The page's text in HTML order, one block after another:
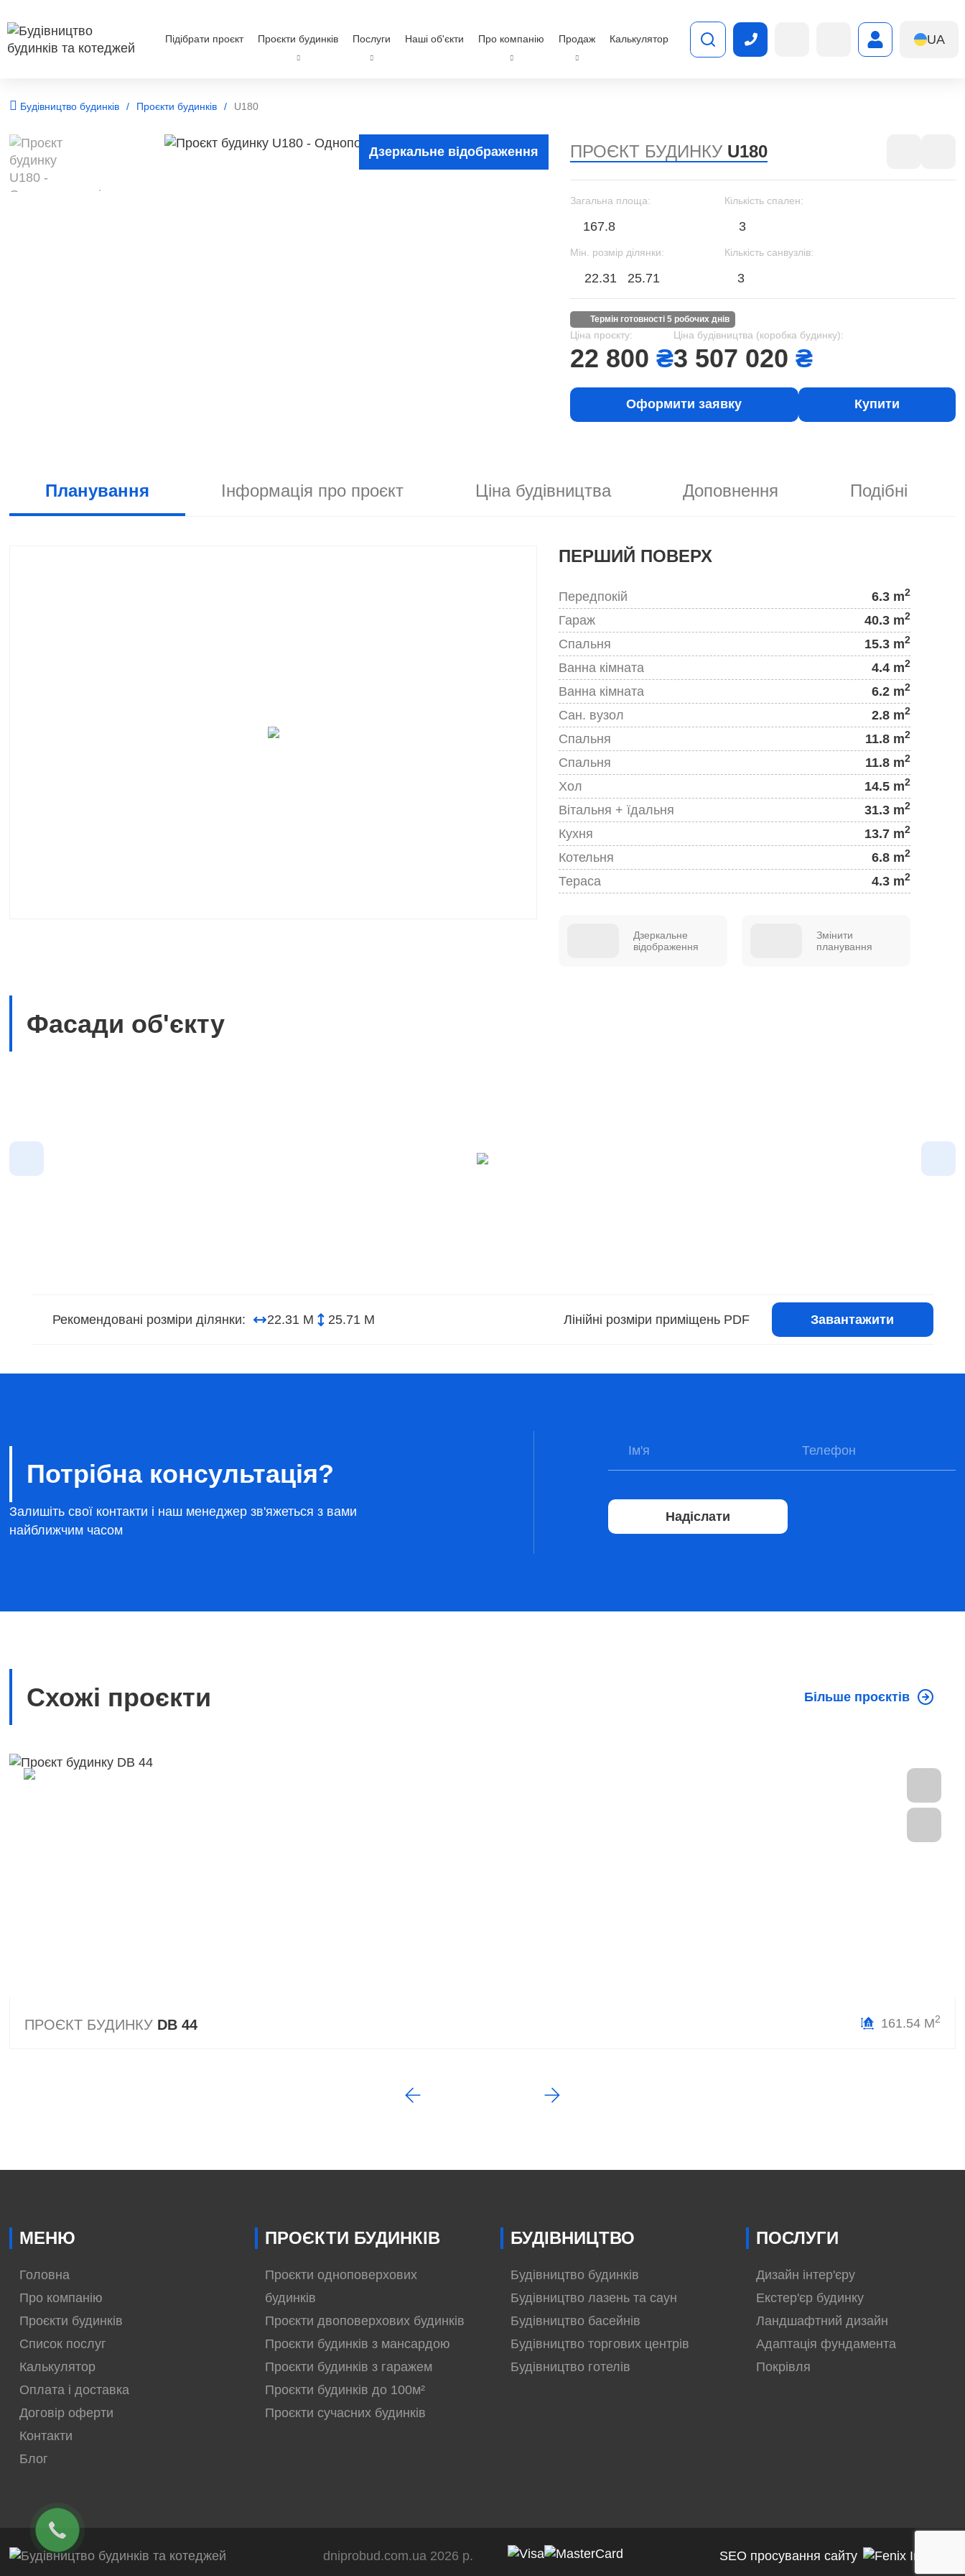
Підібрати проєкт Проєкти будинків Послуги Наші об'єкти Про компанію Продаж Калькулятор UA
Будівництво будинків Проєкти будинків U180
Дзеркальне відображення ПРОЄКТ БУДИНКУ U180
Загальна площа:
167.8
Кількість спален:
3
Мін. розмір ділянки:
22.31 25.71
Кількість санвузлів:
3
термін готовності 5 робочих днів
Ціна проєкту:
22 800 ₴
Ціна будівництва (коробка будинку):
3 507 020 ₴
Оформити заявку Купити
Планування Інформація про проєкт Ціна будівництва Доповнення Подібні
ПЕРШИЙ ПОВЕРХ
Передпокій 6.3 m2
Гараж 40.3 m2
Спальня 15.3 m2
Ванна кімната 4.4 m2
Ванна кімната 6.2 m2
Сан. вузол 2.8 m2
Спальня 11.8 m2
Спальня 11.8 m2
Хол 14.5 m2
Вітальня + їдальня 31.3 m2
Кухня 13.7 m2
Котельня 6.8 m2
Тераса 4.3 m2
Дзеркальне
відображення
Змінити
планування
Фасади об'єкту
Рекомендовані розміри ділянки: 22.31 М 25.71 М Лінійні розміри приміщень PDF Завантажити
Потрібна консультація?
Залишіть свої контакти і наш менеджер зв'яжеться з вами
найближчим часом
Надіслати
Схожі проєкти Більше проєктів
ПРОЄКТ БУДИНКУ DB 44 161.54 М2
МЕНЮ
Головна
Про компанію
Проєкти будинків
Список послуг
Калькулятор
Оплата і доставка
Договір оферти
Контакти
Блог
ПРОЄКТИ БУДИНКІВ
Проєкти одноповерхових
будинків
Проєкти двоповерхових будинків
Проєкти будинків з мансардою
Проєкти будинків з гаражем
Проєкти будинків до 100м²
Проєкти сучасних будинків
БУДІВНИЦТВО
Будівництво будинків
Будівництво лазень та саун
Будівництво басейнів
Будівництво торгових центрів
Будівництво готелів
ПОСЛУГИ
Дизайн інтер'єру
Екстер'єр будинку
Ландшафтний дизайн
Адаптація фундамента
Покрівля
dniprobud.com.ua 2026 р. SEO просування сайту